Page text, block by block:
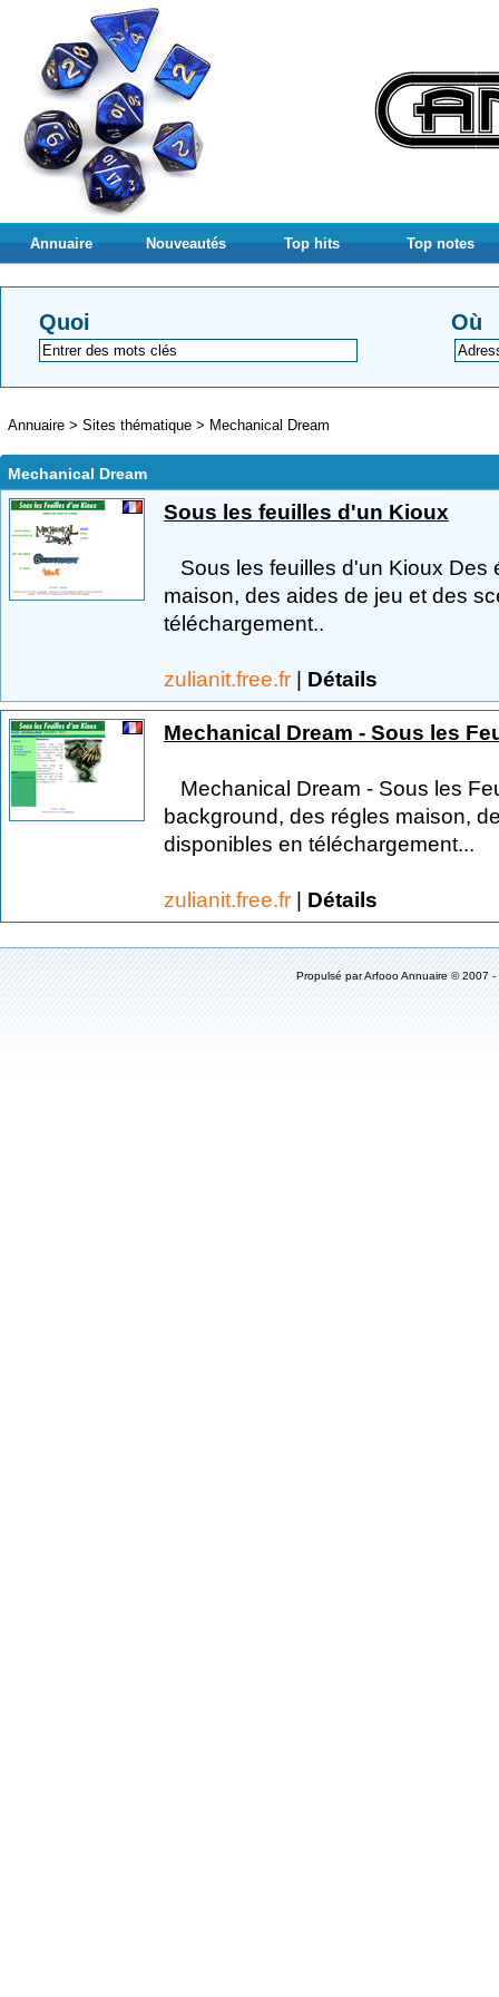
Annuaire Nouveautés Top hits Top notes
Quoi Où
Annuaire > Sites thématique > Mechanical Dream
Mechanical Dream
Sous les feuilles d'un Kioux
Sous les feuilles d'un Kioux Des
maison, des aides de jeu et des
téléchargement..
zulianit.free.fr | Détails
Mechanical Dream - Sous les
Mechanical Dream - Sous les
background, des régles maison,
disponibles en téléchargement...
zulianit.free.fr | Détails
Propulsé parArfooo Annuaire © 2007